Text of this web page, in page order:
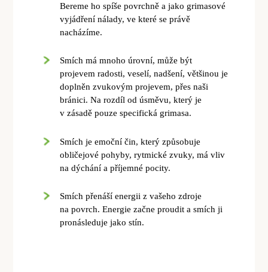
Bereme ho spíše povrchně a jako grimasové
vyjádření nálady, ve které se právě
nacházíme.
Smích má mnoho úrovní, může být
projevem radosti, veselí, nadšení, většinou je
doplněn zvukovým projevem, přes naši
bránici. Na rozdíl od úsměvu, který je
v zásadě pouze specifická grimasa.
Smích je emoční čin, který způsobuje
obličejové pohyby, rytmické zvuky, má vliv
na dýchání a příjemné pocity.
Smích přenáší energii z vašeho zdroje
na povrch. Energie začne proudit a smích ji
pronásleduje jako stín.